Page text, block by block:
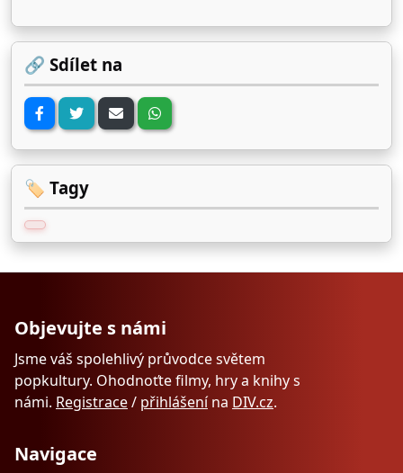
🔗 Sdílet na
🏷️ Tagy
Objevujte s námi
Jsme váš spolehlivý průvodce světem
popkultury. Ohodnoťte filmy, hry a knihy s
námi. Registrace/ přihlášenína DIV.cz.
Navigace